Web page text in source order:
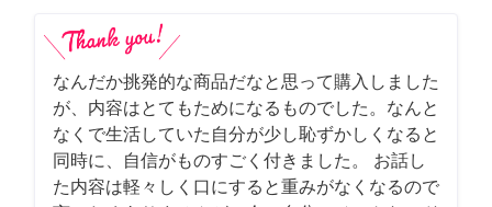
なんだか挑発的な商品だなと思って購入しました
が、内容はとてもためになるものでした。なんと
なくで生活していた自分が少し恥ずかしくなると
同時に、自信がものすごく付きました。 お話し
た内容は軽々しく口にすると重みがなくなるので